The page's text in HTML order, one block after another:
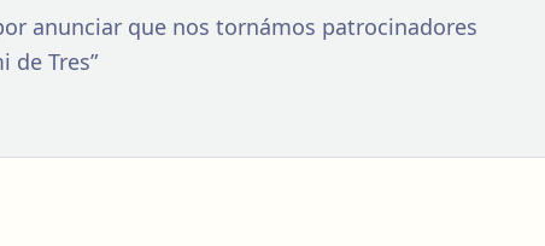
anunciar que nos tornámos patrocinadores
de Tres”